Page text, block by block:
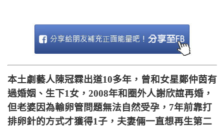
本土劇藝人陳冠霖出道10多年，曾和女星鄭仲茵有
過婚姻、生下1女，2008年和圈外人謝欣誼再婚，
但老婆因為輸卵管問題無法自然受孕，7年前靠打
排卵針的方式才獲得1子，夫妻倆一直想再生第二